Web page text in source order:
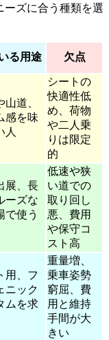
ーズに合う種類を選
る用途 欠点
道、
感を味
人
シートの
快適性低
め、荷物
や二人乗
りは限定
的
展、長
ーズな
で使う
低速や狭
い道での
取り回し
悪、費用
や保守コ
スト高
用、フ
ニック
ムを求
重量増、
乗車姿勢
窮屈、費
用と維持
手間が大
きい